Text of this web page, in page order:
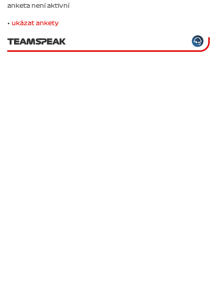
anketa není aktivní
• ukázat ankety
TEAMSPEAK